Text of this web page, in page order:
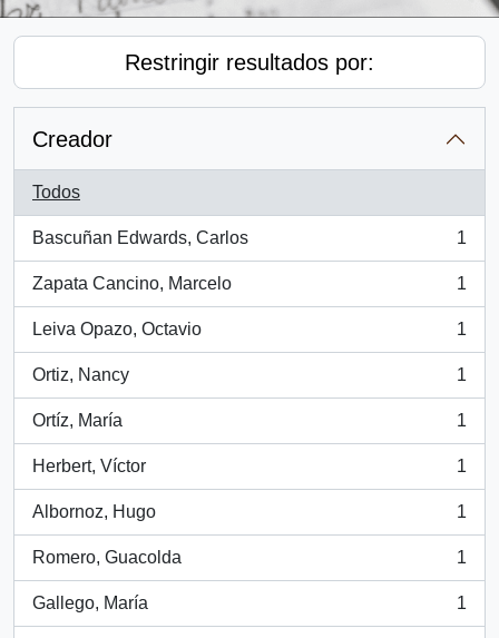
Restringir resultados por:
Creador
Todos
Bascuñan Edwards, Carlos
, 1 resultados
1
Zapata Cancino, Marcelo
, 1 resultados
1
Leiva Opazo, Octavio
, 1 resultados
1
Ortiz, Nancy
, 1 resultados
1
Ortíz, María
, 1 resultados
1
Herbert, Víctor
, 1 resultados
1
Albornoz, Hugo
, 1 resultados
1
Romero, Guacolda
, 1 resultados
1
Gallego, María
, 1 resultados
1